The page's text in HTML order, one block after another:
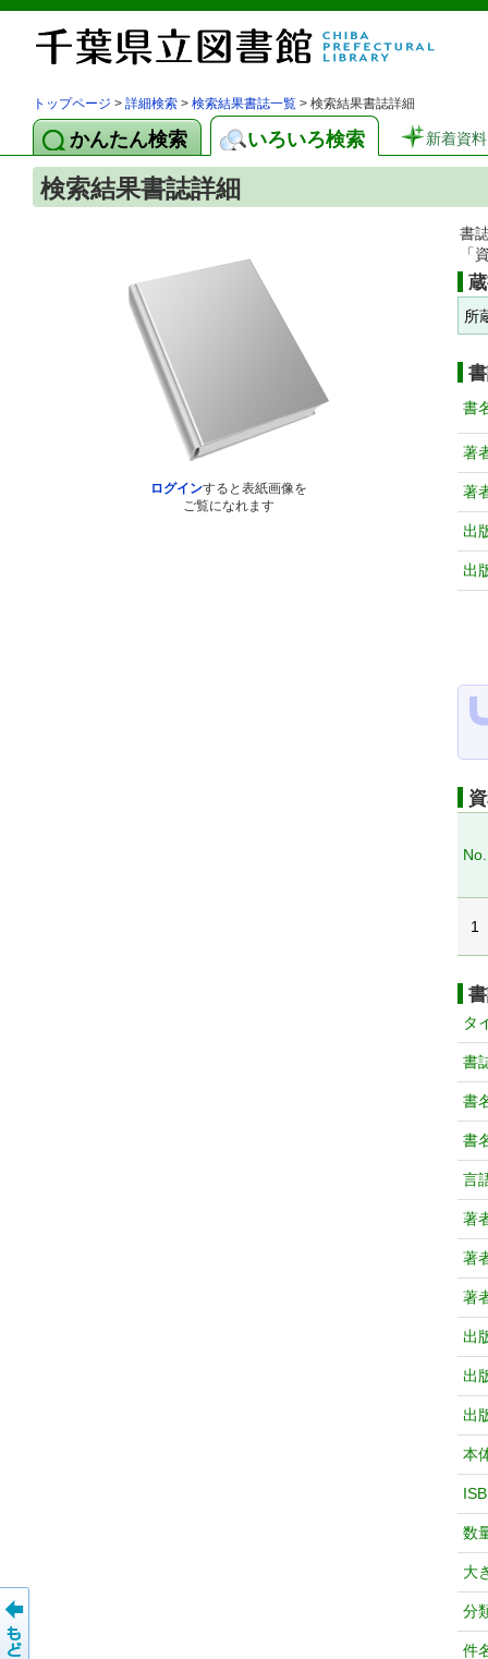
トップページ > 詳細検索 > 検索結果書誌一覧 > 検索結果書誌詳細
かんたん検索 いろいろ検索 新着資料
検索結果書誌詳細
ログインすると表紙画像を
ご覧になれます
書
「
所
書
著
著
出
出
No.
1
タ
書
書
書
言
著
著
著
出
出
出
本
数
大
分
件